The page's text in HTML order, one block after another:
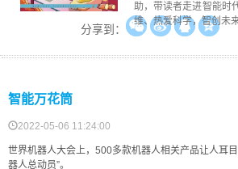
助，带读者走进智能时
维、热爱科学，智创未来
分享到：
智能万花筒
2022-05-06 11:24:00
世界机器人大会上，500多款机器人相关产品让人耳
器人总动员”。